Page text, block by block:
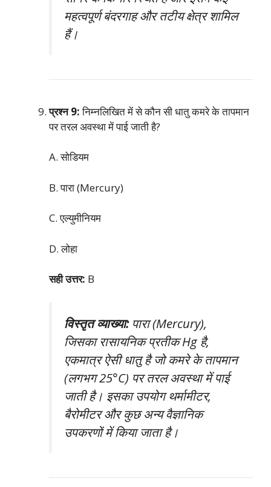
महत्वपूर्ण बंदरगाह और तटीय क्षेत्र शामिल
हैं।
प्रश्न 9:निम्नलिखित में से कौन सी धातु कमरे के तापमान
पर तरल अवस्था में पाई जाती है?
A. सोडियम
B. पारा (Mercury)
C. एल्युमीनियम
D. लोहा
सही उत्तर: B
विस्तृत व्याख्या:पारा (Mercury),
जिसका रासायनिक प्रतीक Hg है,
एकमात्र ऐसी धातु है जो कमरे के तापमान
(लगभग 25°C) पर तरल अवस्था में पाई
जाती है। इसका उपयोग थर्मामीटर,
बैरोमीटर और कुछ अन्य वैज्ञानिक
उपकरणों में किया जाता है।